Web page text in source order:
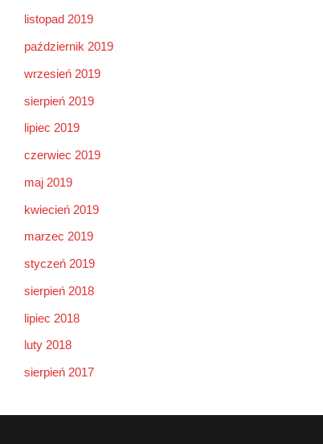
listopad 2019
październik 2019
wrzesień 2019
sierpień 2019
lipiec 2019
czerwiec 2019
maj 2019
kwiecień 2019
marzec 2019
styczeń 2019
sierpień 2018
lipiec 2018
luty 2018
sierpień 2017